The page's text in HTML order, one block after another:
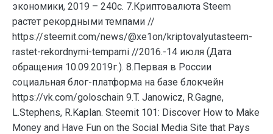
экономики, 2019 – 240с. 7.Криптовалюта Steem
растет рекордными темпами //
https://steemit.com/news/@xe1on/kriptovalyutasteem-
rastet-rekordnymi-tempami //2016.-14 июля (Дата
обращения 10.09.2019г.). 8.Первая в России
социальная блог-платформа на базе блокчейн
https://vk.com/goloschain 9.T. Janowicz, R.Gagne,
L.Stephens, R.Kaplan. Steemit 101: Discover How to Make
Money and Have Fun on the Social Media Site that Pays